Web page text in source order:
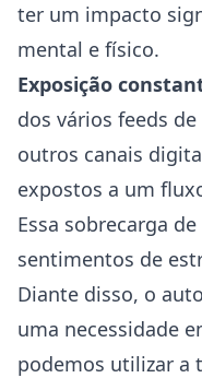
ter um impacto
mental e físico.
Exposição
dos vários feeds
outros canais
expostos a um
Essa sobrecarga
sentimentos de
Diante disso, o
uma necessidade
podemos utilizar a